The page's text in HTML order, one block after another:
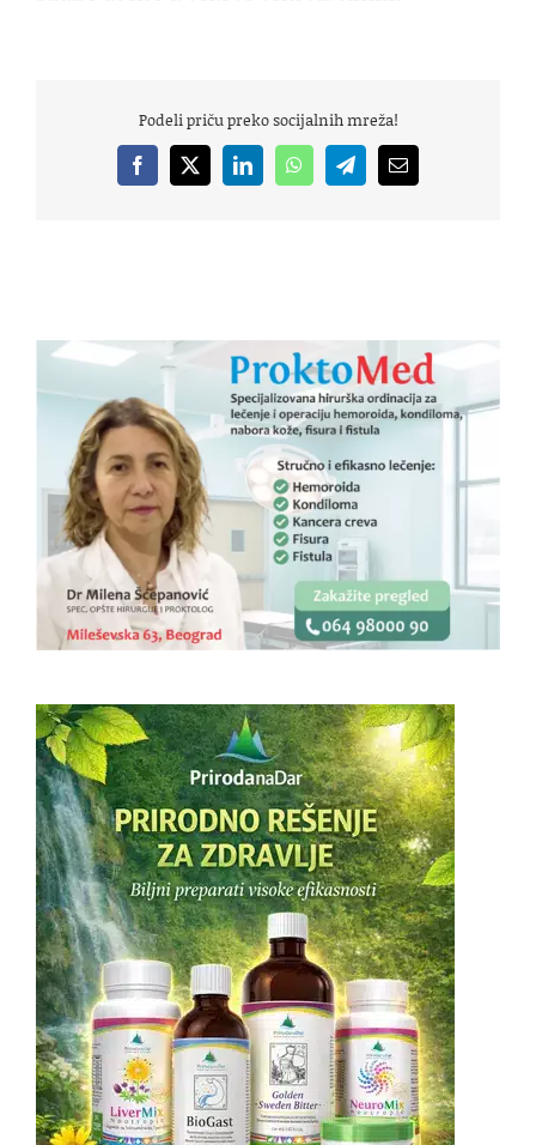
Podeli priču preko socijalnih mreža!
Facebook
X LinkedInWhatsAppTelegramEmail